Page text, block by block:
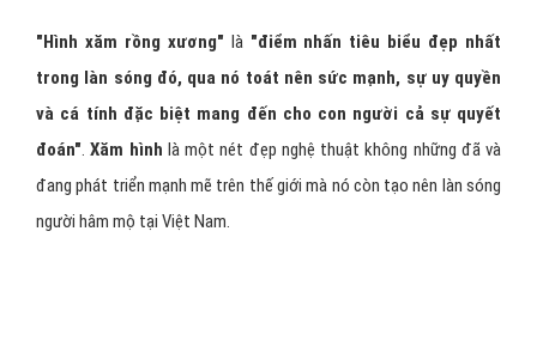
"Hình xăm rồng xương" là "điểm nhấn tiêu biểu đẹp nhất
trong làn sóng đó, qua nó toát nên sức mạnh, sự uy quyền
và cá tính đặc biệt mang đến cho con người cả sự quyết
đoán".Xăm hình là một nét đẹp nghệ thuật không những đã và
đang phát triển mạnh mẽ trên thế giới mà nó còn tạo nên làn sóng
người hâm mộ tại Việt Nam.